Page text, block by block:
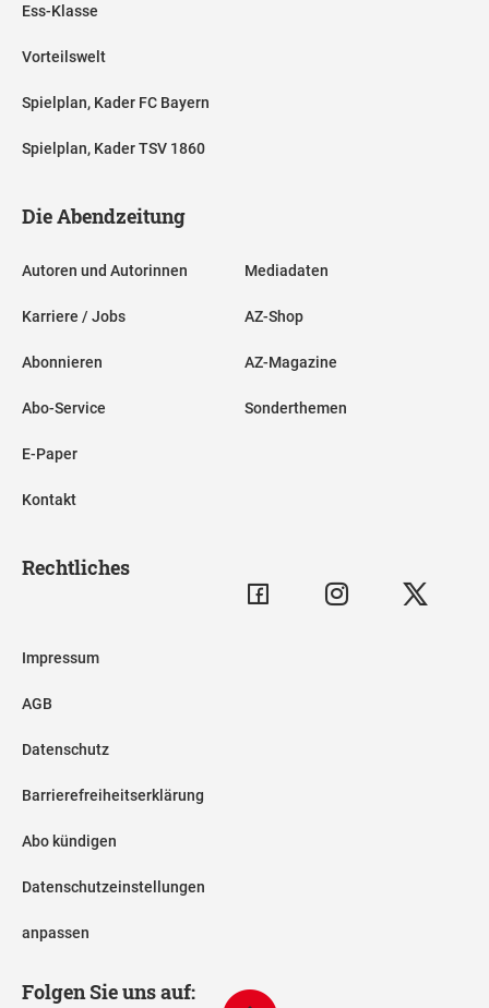
Ess-Klasse
Vorteilswelt
Spielplan, Kader FC Bayern
Spielplan, Kader TSV 1860
Die Abendzeitung
Autoren und Autorinnen
Karriere / Jobs
Abonnieren
Abo-Service
E-Paper
Kontakt
Mediadaten
AZ-Shop
AZ-Magazine
Sonderthemen
Rechtliches
Impressum
AGB
Datenschutz
Barrierefreiheitserklärung
Abo kündigen
Datenschutzeinstellungen
anpassen
Folgen Sie uns auf: